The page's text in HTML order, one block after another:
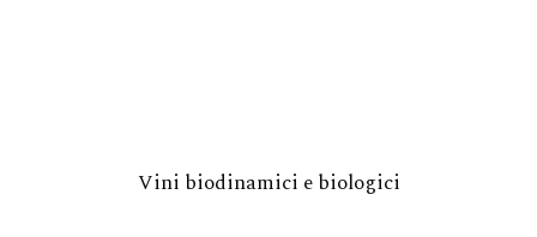
Vini biodinamici e biologici